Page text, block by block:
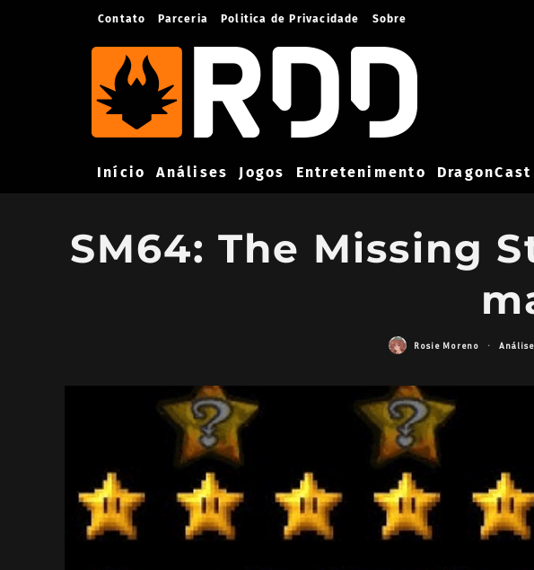
Contato Parceria Politica de Privacidade Sobre
Início Análises Jogos Entretenimento DragonCast
SM64: The Missing
Rosie Moreno ·